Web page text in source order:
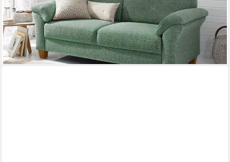
-38%
lieferbar in 5 Wochen
+3